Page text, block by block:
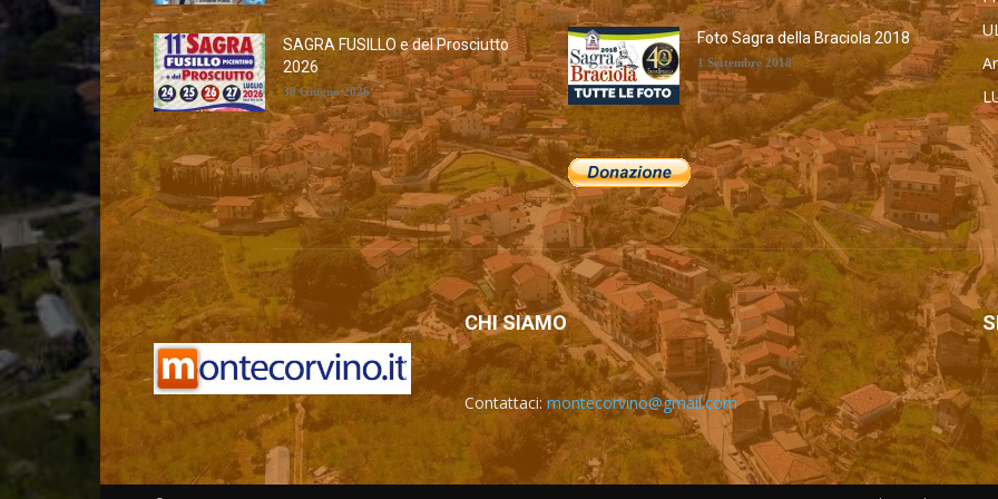
SAGRA FUSILLO e del Prosciutto
2026
30 Giugno 2026
Foto Sagra della Braciola 2018
1 Settembre 2018
CHI SIAMO
Contattaci: montecorvino@gmail.com